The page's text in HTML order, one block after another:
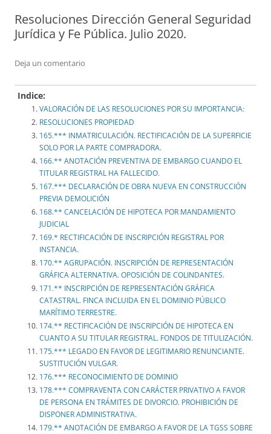
Resoluciones Dirección General Seguridad
Jurídica y Fe Pública. Julio 2020.
Deja un comentario
Indice:
VALORACIÓN DE LAS RESOLUCIONES POR SU IMPORTANCIA:
RESOLUCIONES PROPIEDAD
165.*** INMATRICULACIÓN. RECTIFICACIÓN DE LA SUPERFICIE
SOLO POR LA PARTE COMPRADORA.
166.** ANOTACIÓN PREVENTIVA DE EMBARGO CUANDO EL
TITULAR REGISTRAL HA FALLECIDO.
167.*** DECLARACIÓN DE OBRA NUEVA EN CONSTRUCCIÓN
PREVIA DEMOLICIÓN
168.** CANCELACIÓN DE HIPOTECA POR MANDAMIENTO
JUDICIAL
169.* RECTIFICACIÓN DE INSCRIPCIÓN REGISTRAL POR
INSTANCIA.
170.** AGRUPACIÓN. INSCRIPCIÓN DE REPRESENTACIÓN
GRÁFICA ALTERNATIVA. OPOSICIÓN DE COLINDANTES.
171.** INSCRIPCIÓN DE REPRESENTACIÓN GRÁFICA
CATASTRAL. FINCA INCLUIDA EN EL DOMINIO PÚBLICO
MARÍTIMO TERRESTRE.
174.** RECTIFICACIÓN DE INSCRIPCIÓN DE HIPOTECA EN
CUANTO A SU TITULAR REGISTRAL. FONDOS DE TITULIZACIÓN.
175.*** LEGADO EN FAVOR DE LEGITIMARIO RENUNCIANTE.
SUSTITUCIÓN VULGAR.
176.*** RECONOCIMIENTO DE DOMINIO
178.*** COMPRAVENTA CON CARÁCTER PRIVATIVO A FAVOR
DE PERSONA EN TRÁMITES DE DIVORCIO. PROHIBICIÓN DE
DISPONER ADMINISTRATIVA.
179.** ANOTACIÓN DE EMBARGO A FAVOR DE LA TGSS SOBRE